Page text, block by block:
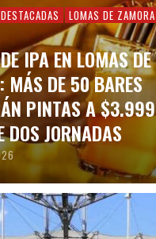
DESTACADAS
LOMAS DE ZAMORA
IPA EN LOMAS DE
MÁS DE 50 BARES
PINTAS A $3.999
DOS JORNADAS